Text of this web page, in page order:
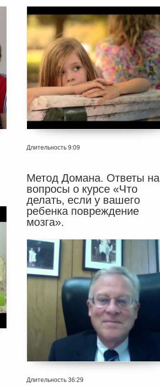
Длительность 9:09
Метод Домана. Ответы на
вопросы о курсе «Что
делать, если у вашего
ребенка повреждение
мозга».
Длительность 36:29